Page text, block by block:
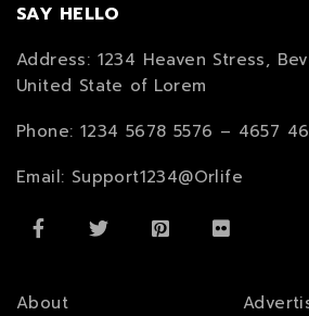
SAY HELLO
Address: 1234 Heaven Stress,
United State of Lorem
Phone: 1234 5678 5576 – 4657
Email: Support1234@Orlife
About